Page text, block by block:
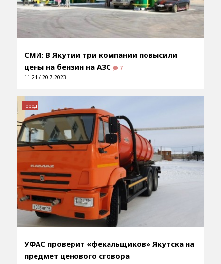
СМИ: В Якутии три компании повысили
цены на бензин на АЗС
7
11:21 / 20.7.2023
УФАС проверит «фекальщиков» Якутска на
предмет ценового сговора
Город